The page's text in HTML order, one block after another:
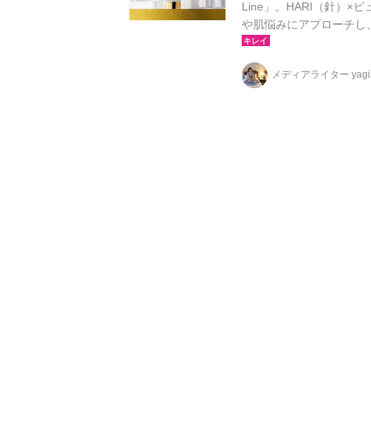
Line」。HARI（針）×
や肌悩みにアプローチし
化によってダメージを受
の。そんな肌を毎日の
まれたのが「V3 VSPIC
メディアライター